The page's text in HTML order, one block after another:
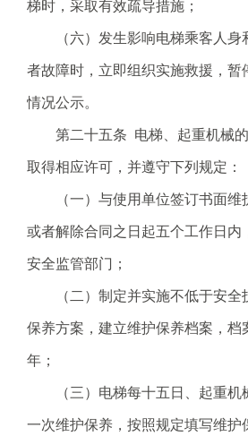
梯时，采取有效疏导措施；
（六）发生影响电梯乘客人身
者故障时，立即组织实施救援，暂
情况公示。
第二十五条 电梯、起重机械的
取得相应许可，并遵守下列规定：
（一）与使用单位签订书面维
或者解除合同之日起五个工作日内
安全监管部门；
（二）制定并实施不低于安全
保养方案，建立维护保养档案，档
年；
（三）电梯每十五日、起重机
一次维护保养，按照规定填写维护